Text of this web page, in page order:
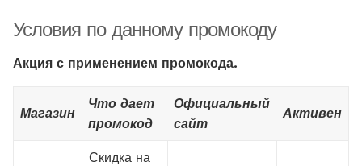
Условия по данному промокоду
Акция с применением промокода.
Магазин
Что дает
промокод
Официальный
сайт
Активен
Скидка на